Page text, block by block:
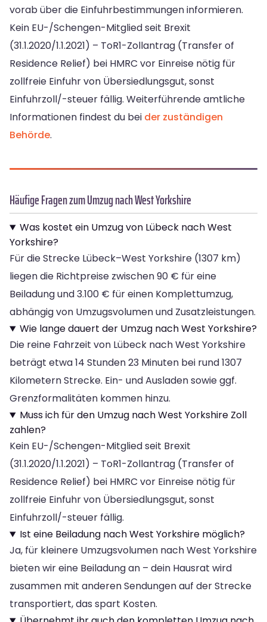
vorab über die Einfuhrbestimmungen informieren.
Kein EU-/Schengen-Mitglied seit Brexit
(31.1.2020/1.1.2021) – ToR1-Zollantrag (Transfer of
Residence Relief) bei HMRC vor Einreise nötig für
zollfreie Einfuhr von Übersiedlungsgut, sonst
Einfuhrzoll/-steuer fällig. Weiterführende amtliche
Informationen findest du bei der zuständigen
Behörde.
Häufige Fragen zum Umzug nach West Yorkshire
Was kostet ein Umzug von Lübeck nach West
Yorkshire?
Für die Strecke Lübeck–West Yorkshire (1307 km)
liegen die Richtpreise zwischen 90 € für eine
Beiladung und 3.100 € für einen Komplettumzug,
abhängig von Umzugsvolumen und Zusatzleistungen.
Wie lange dauert der Umzug nach West Yorkshire?
Die reine Fahrzeit von Lübeck nach West Yorkshire
beträgt etwa 14 Stunden 23 Minuten bei rund 1307
Kilometern Strecke. Ein- und Ausladen sowie ggf.
Grenzformalitäten kommen hinzu.
Muss ich für den Umzug nach West Yorkshire Zoll
zahlen?
Kein EU-/Schengen-Mitglied seit Brexit
(31.1.2020/1.1.2021) – ToR1-Zollantrag (Transfer of
Residence Relief) bei HMRC vor Einreise nötig für
zollfreie Einfuhr von Übersiedlungsgut, sonst
Einfuhrzoll/-steuer fällig.
Ist eine Beiladung nach West Yorkshire möglich?
Ja, für kleinere Umzugsvolumen nach West Yorkshire
bieten wir eine Beiladung an – dein Hausrat wird
zusammen mit anderen Sendungen auf der Strecke
transportiert, das spart Kosten.